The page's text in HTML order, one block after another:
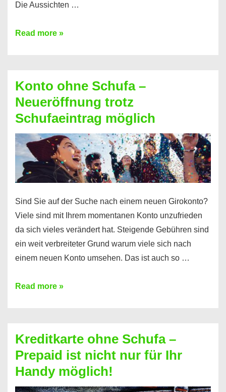
Die Aussichten …
Mit
Sie
einen
Kredit
ohne
Einkommensnachweis
Read more »
Konto ohne Schufa –
Neueröffnung trotz
Schufaeintrag möglich
Sind Sie auf der Suche nach einem neuen Girokonto?
Viele sind mit Ihrem momentanen Konto unzufrieden
da sich vieles verändert hat. Steigende Gebühren sind
ein weit verbreiteter Grund warum viele sich nach
einem neuen Konto umsehen. Das ist auch so …
Konto
Neueröffnung
trotz
Schufaeintrag
möglich
Read more »
Kreditkarte ohne Schufa –
Prepaid ist nicht nur für Ihr
Handy möglich!